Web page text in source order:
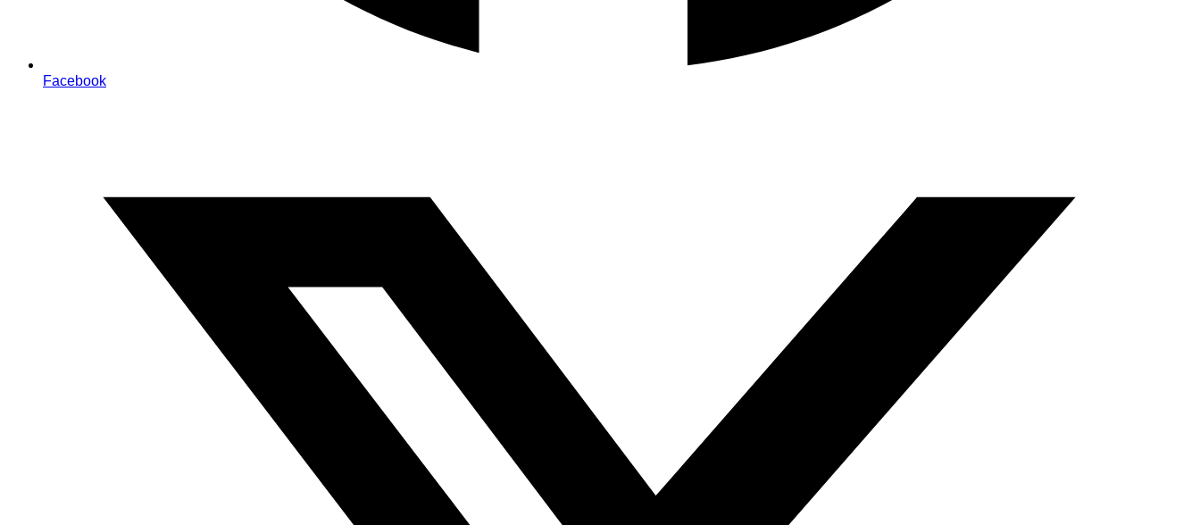
Facebook